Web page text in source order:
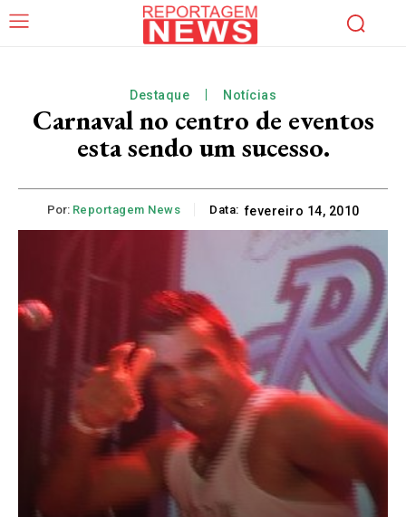
Destaque Notícias
Carnaval no centro de eventos
esta sendo um sucesso.
Por: Reportagem News Data: fevereiro 14, 2010